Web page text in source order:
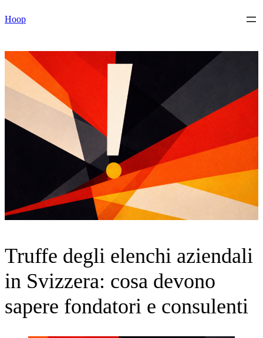
al
Hoop
Truffe degli elenchi aziendali
in Svizzera: cosa devono
sapere fondatori e consulenti